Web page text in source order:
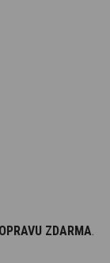
ZDARMA